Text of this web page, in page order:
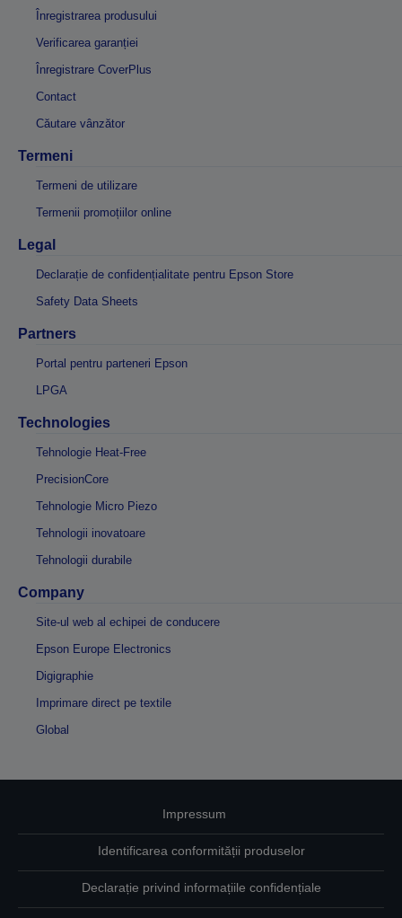
Înregistrarea produsului
Verificarea garanției
Înregistrare CoverPlus
Contact
Căutare vânzător
Termeni
Termeni de utilizare
Termenii promoțiilor online
Legal
Declarație de confidențialitate pentru Epson Store
Safety Data Sheets
Partners
Portal pentru parteneri Epson
LPGA
Technologies
Tehnologie Heat-Free
PrecisionCore
Tehnologie Micro Piezo
Tehnologii inovatoare
Tehnologii durabile
Company
Site-ul web al echipei de conducere
Epson Europe Electronics
Digigraphie
Imprimare direct pe textile
Global
Impressum
Identificarea conformității produselor
Declarație privind informațiile confidențiale